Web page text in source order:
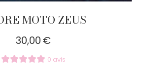
MOTO ZEUS
30,00€
0 avis